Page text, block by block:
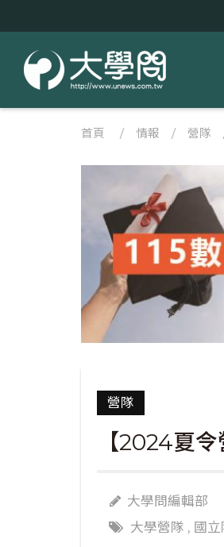
首頁 / 情報 / 營隊
營隊
【2024夏
大學問編輯部
大學營隊 , 國